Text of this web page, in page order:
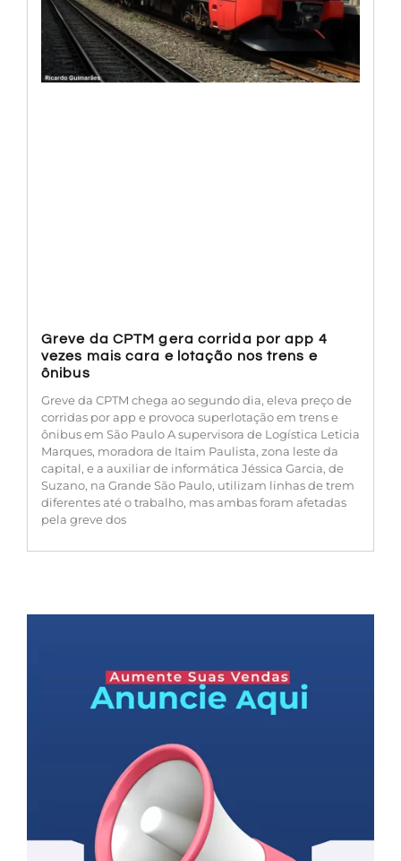
Greve da CPTM gera corrida por app 4
vezes mais cara e lotação nos trens e
ônibus
Greve da CPTM chega ao segundo dia, eleva preço de
corridas por app e provoca superlotação em trens e
ônibus em São Paulo A supervisora de Logística Leticia
Marques, moradora de Itaim Paulista, zona leste da
capital, e a auxiliar de informática Jéssica Garcia, de
Suzano, na Grande São Paulo, utilizam linhas de trem
diferentes até o trabalho, mas ambas foram afetadas
pela greve dos